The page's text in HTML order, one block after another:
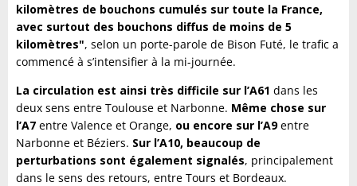
kilomètres de bouchons cumulés sur toute la France,
avec surtout des bouchons diffus de moins de 5
kilomètres", selon un porte-parole de Bison Futé, le trafic a
commencé à s’intensifier à la mi-journée.
La circulation est ainsi très difficile sur l’A61 dans les
deux sens entre Toulouse et Narbonne. Même chose sur
l’A7 entre Valence et Orange, ou encore sur l’A9entre
Narbonne et Béziers. Sur l’A10, beaucoup de
perturbations sont également signalés, principalement
dans le sens des retours, entre Tours et Bordeaux.